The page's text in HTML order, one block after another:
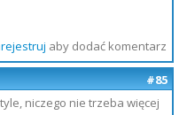
aby dodać komentarz
#85
niczego nie trzeba więcej